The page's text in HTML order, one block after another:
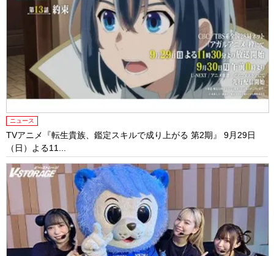
ニュース
TVアニメ『転生貴族、鑑定スキルで成り上がる 第2期』 9月29日
（日）よる11...